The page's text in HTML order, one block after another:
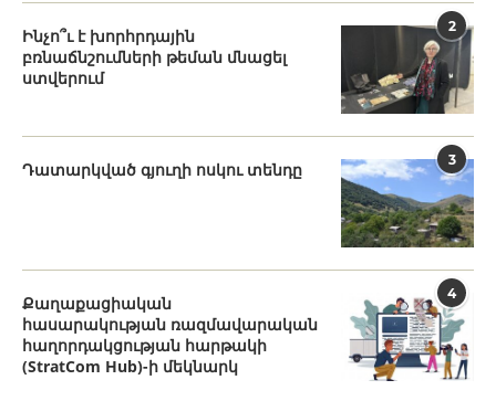
2
Ինչո՞ւ է խորհրդային
բռնաճնշումների թեման մնացել
ստվերում
3
Դատարկված գյուղի ոսկու տենդը
4
Քաղաքացիական
հասարակության ռազմավարական
հաղորդակցության հարթակի
(StratCom Hub)-ի մեկնարկ